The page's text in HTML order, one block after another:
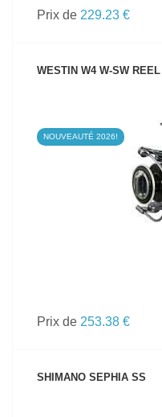
Prix de 229.23 €
WESTIN W4 W-SW REEL
NOUVEAUTÉ 2026!
Prix de 253.38 €
SHIMANO SEPHIA SS